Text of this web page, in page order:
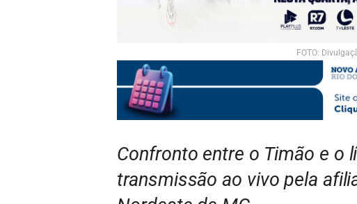
FOTO:
Confronto entre o Timão e o
transmissão ao vivo pela